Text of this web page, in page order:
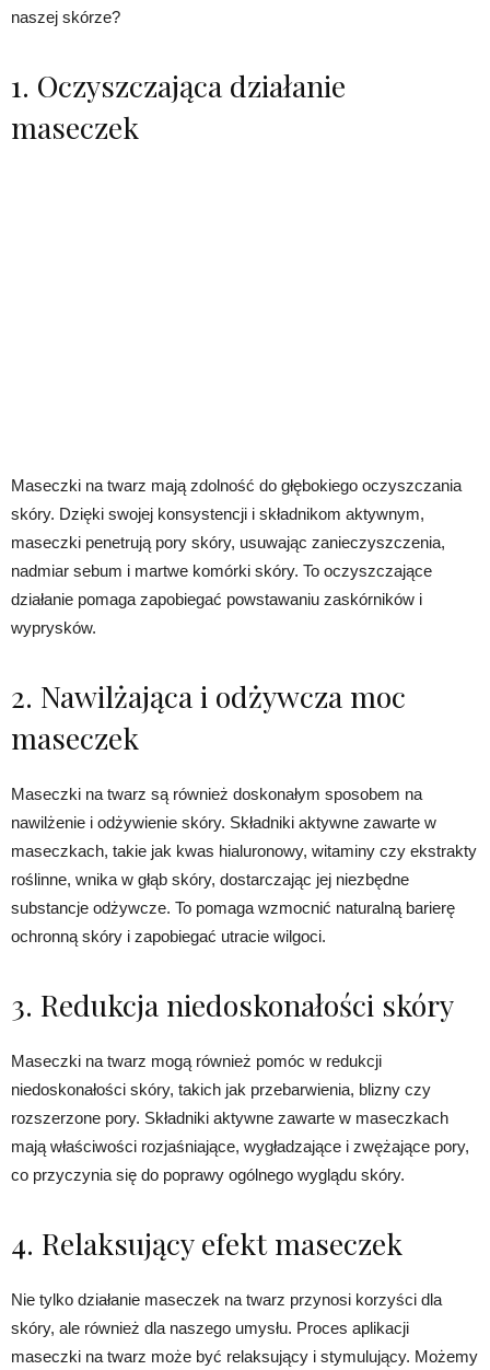
naszej skórze?
1. Oczyszczająca działanie
maseczek
Maseczki na twarz mają zdolność do głębokiego oczyszczania
skóry. Dzięki swojej konsystencji i składnikom aktywnym,
maseczki penetrują pory skóry, usuwając zanieczyszczenia,
nadmiar sebum i martwe komórki skóry. To oczyszczające
działanie pomaga zapobiegać powstawaniu zaskórników i
wyprysków.
2. Nawilżająca i odżywcza moc
maseczek
Maseczki na twarz są również doskonałym sposobem na
nawilżenie i odżywienie skóry. Składniki aktywne zawarte w
maseczkach, takie jak kwas hialuronowy, witaminy czy ekstrakty
roślinne, wnika w głąb skóry, dostarczając jej niezbędne
substancje odżywcze. To pomaga wzmocnić naturalną barierę
ochronną skóry i zapobiegać utracie wilgoci.
3. Redukcja niedoskonałości skóry
Maseczki na twarz mogą również pomóc w redukcji
niedoskonałości skóry, takich jak przebarwienia, blizny czy
rozszerzone pory. Składniki aktywne zawarte w maseczkach
mają właściwości rozjaśniające, wygładzające i zwężające pory,
co przyczynia się do poprawy ogólnego wyglądu skóry.
4. Relaksujący efekt maseczek
Nie tylko działanie maseczek na twarz przynosi korzyści dla
skóry, ale również dla naszego umysłu. Proces aplikacji
maseczki na twarz może być relaksujący i stymulujący. Możemy